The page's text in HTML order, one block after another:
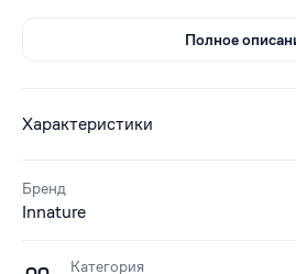
Полное
Характеристики
Бренд
Innature
Категория